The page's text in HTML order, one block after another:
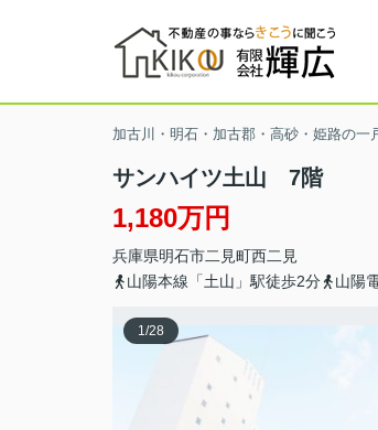
加古川・明石・加古郡・高砂・姫路の
サンハイツ土山 7階
1,180万円
兵庫県明石市二見町西二見
山陽本線「土山」駅徒歩2分
山陽
1/28